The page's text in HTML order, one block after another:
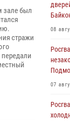
зале был
стражи
08
07